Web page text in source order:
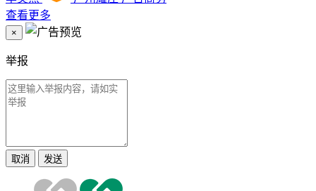
查看更多
×
举报
取消 发送